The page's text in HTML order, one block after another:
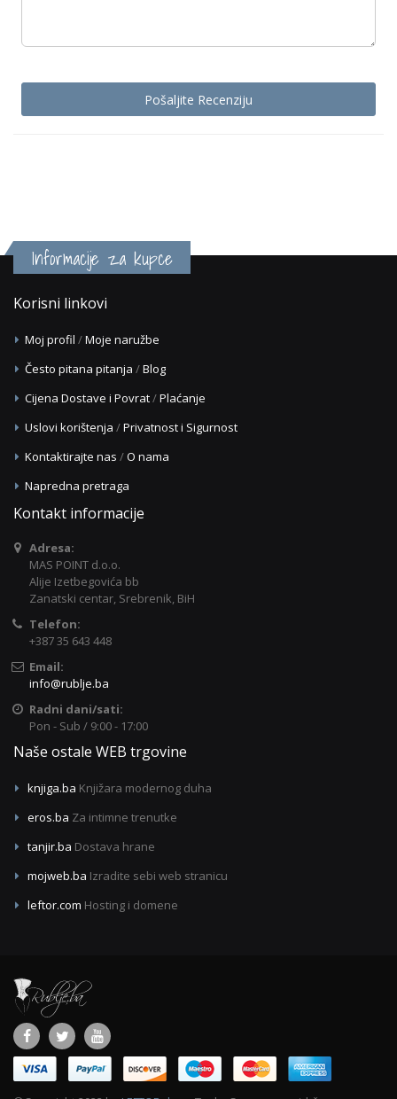
Pošaljite Recenziju
Informacije za kupce
Korisni linkovi
Moj profil /Moje naružbe
Često pitana pitanja /Blog
Cijena Dostave i Povrat/Plaćanje
Uslovi korištenja /Privatnost i Sigurnost
Kontaktirajte nas /O nama
Napredna pretraga
Kontakt informacije
Adresa:
MAS POINT d.o.o.
Alije Izetbegovića bb
Zanatski centar, Srebrenik, BiH
Telefon:
+387 35 643 448
Email:
info@rublje.ba
Radni dani/sati:
Pon - Sub / 9:00 - 17:00
Naše ostale WEB trgovine
knjiga.ba Knjižara modernog duha
eros.ba Za intimne trenutke
tanjir.ba Dostava hrane
mojweb.ba Izradite sebi web stranicu
leftor.com Hosting i domene